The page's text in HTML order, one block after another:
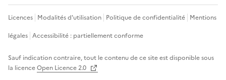
Licences Modalités d'utilisation Politique de confidentialité Mentions
légales Accessibilité : partiellement conforme
Sauf indication contraire, tout le contenu de ce site est disponible sous
la licenceOpen Licence 2.0